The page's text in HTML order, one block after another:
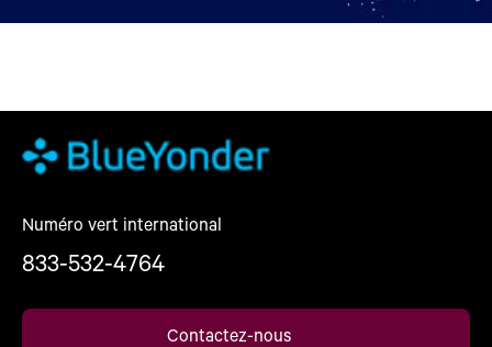
Numéro vert international
833-532-4764
Contactez-nous